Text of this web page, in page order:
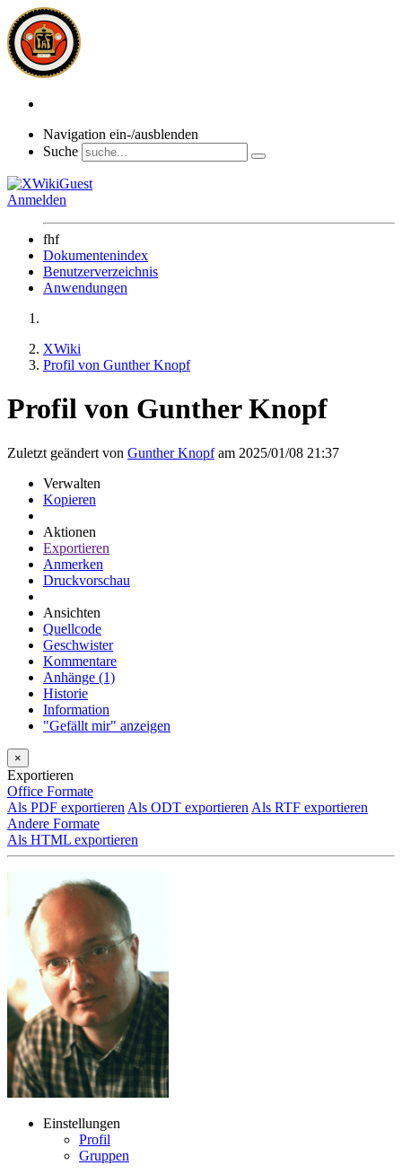
Navigation ein-/ausblenden
Suche
Anmelden
fhf
Dokumentenindex
Benutzerverzeichnis
Anwendungen
XWiki
Profil von Gunther Knopf
Profil von Gunther Knopf
Zuletzt geändert von Gunther Knopfam 2025/01/08 21:37
Verwalten
Kopieren
Aktionen
Exportieren
Anmerken
Druckvorschau
Ansichten
Quellcode
Geschwister
Kommentare
Anhänge (1)
Historie
Information
"Gefällt mir" anzeigen
×
Exportieren
Office Formate
Als PDF exportieren Als ODT exportieren Als RTF exportieren
Andere Formate
Als HTML exportieren
Einstellungen
Profil
Gruppen